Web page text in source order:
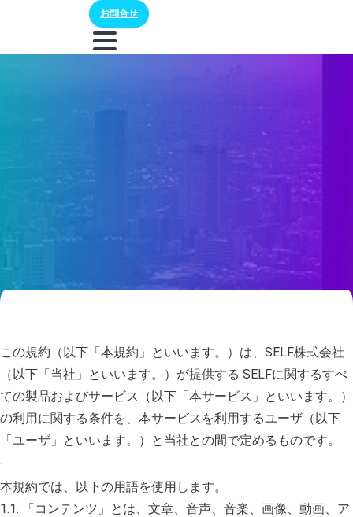
お問合せ
この規約（以下「本規約」といいます。）は、SELF株式会社
（以下「当社」といいます。）が提供する SELFに関するすべ
ての製品およびサービス（以下「本サービス」といいます。）
の利用に関する条件を、本サービスを利用するユーザ（以下
「ユーザ」といいます。）と当社との間で定めるものです。
本規約では、以下の用語を使用します。
1.1. 「コンテンツ」とは、文章、音声、音楽、画像、動画、ア